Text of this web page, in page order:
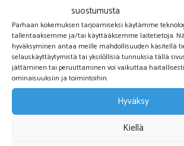
suostumusta
Parhaan kokemuksen tarjoamiseksi käytämme
tallentaaksemme ja/tai käyttääksemme laitetietoja.
hyväksyminen antaa meille mahdollisuuden käsitellä
selauskäyttäytymistä tai yksilöllisiä tunnuksia tällä
jättäminen tai peruuttaminen voi vaikuttaa
ominaisuuksiin ja toimintoihin.
Hyväksy
Kiellä
Ilmalämpöpumpun asennus on yleensä
kun taas maalämpöjärjestelmä vaatii
alkuinvestoinnin.LVI-saneerausvoi olla
olemassa oleva putkisto ei sovellu uudelle
Sähkötöiden tarve kasvattaa kustannuksia
lämpöpumppuasennuksissa.
Pitkän aikavälin säästöt kompensoivat